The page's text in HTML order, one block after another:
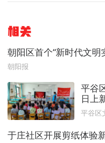
相关
朝阳区首个“新时代文明
朝阳报
平谷
日上
平谷区
于庄社区开展剪纸体验